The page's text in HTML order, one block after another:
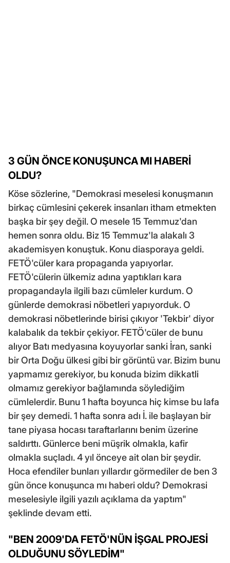
3 GÜN ÖNCE KONUŞUNCA MI HABERİ
OLDU?
Köse sözlerine, "Demokrasi meselesi konuşmanın
birkaç cümlesini çekerek insanları itham etmekten
başka bir şey değil. O mesele 15 Temmuz'dan
hemen sonra oldu. Biz 15 Temmuz'la alakalı 3
akademisyen konuştuk. Konu diasporaya geldi.
FETÖ'cüler kara propaganda yapıyorlar.
FETÖ'cülerin ülkemiz adına yaptıkları kara
propagandayla ilgili bazı cümleler kurdum. O
günlerde demokrasi nöbetleri yapıyorduk. O
demokrasi nöbetlerinde birisi çıkıyor 'Tekbir' diyor
kalabalık da tekbir çekiyor. FETÖ'cüler de bunu
alıyor Batı medyasına koyuyorlar sanki İran, sanki
bir Orta Doğu ülkesi gibi bir görüntü var. Bizim bunu
yapmamız gerekiyor, bu konuda bizim dikkatli
olmamız gerekiyor bağlamında söylediğim
cümlelerdir. Bunu 1 hafta boyunca hiç kimse bu lafa
bir şey demedi. 1 hafta sonra adı İ. ile başlayan bir
tane piyasa hocası taraftarlarını benim üzerine
saldırttı. Günlerce beni müşrik olmakla, kafir
olmakla suçladı. 4 yıl önceye ait olan bir şeydir.
Hoca efendiler bunları yıllardır görmediler de ben 3
gün önce konuşunca mı haberi oldu? Demokrasi
meselesiyle ilgili yazılı açıklama da yaptım"
şeklinde devam etti.
"BEN 2009'DA FETÖ'NÜN İŞGAL PROJESİ
OLDUĞUNU SÖYLEDİM"